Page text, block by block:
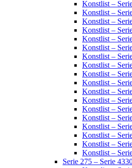
Konstlist –
Konstlist –
Konstlist –
Konstlist –
Konstlist –
Konstlist –
Konstlist –
Konstlist –
Konstlist –
Konstlist –
Konstlist –
Konstlist –
Konstlist –
Konstlist –
Konstlist –
Konstlist –
Konstlist –
Konstlist –
Serie 275 – Serie